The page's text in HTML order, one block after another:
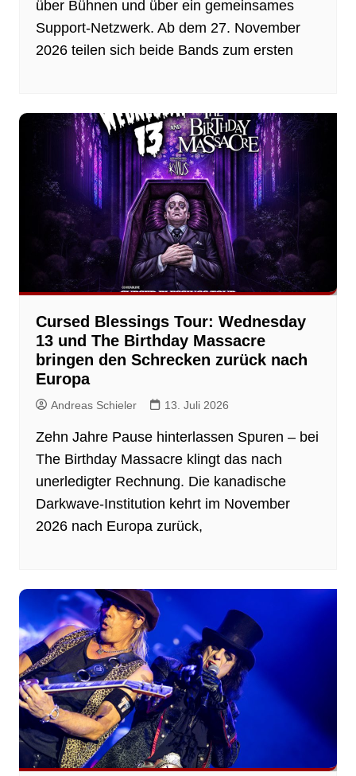
über Bühnen und über ein gemeinsames
Support-Netzwerk. Ab dem 27. November
2026 teilen sich beide Bands zum ersten
Cursed Blessings Tour: Wednesday
13 und The Birthday Massacre
bringen den Schrecken zurück nach
Europa
Andreas Schieler 13. Juli 2026
Zehn Jahre Pause hinterlassen Spuren – bei
The Birthday Massacre klingt das nach
unerledigter Rechnung. Die kanadische
Darkwave-Institution kehrt im November
2026 nach Europa zurück,